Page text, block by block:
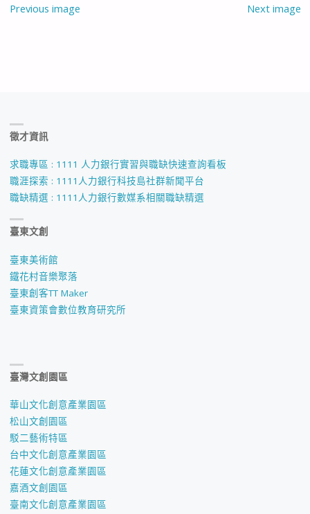
Previous image Next image
徵才資訊
求職專區 : 1111 人力銀行實習與職缺快速查詢看板
職涯探索 : 1111人力銀行科技島社群新聞平台
職缺精選 : 1111人力銀行數媒系相關職缺精選
臺東文創
臺東美術館
鐵花村音樂聚落
臺東創客TT Maker
臺東資策會數位教育研究所
臺灣文創園區
華山文化創意產業園區
松山文創園區
駁二藝術特區
台中文化創意產業園區
花蓮文化創意產業園區
嘉酒文創園區
臺南文化創意產業園區